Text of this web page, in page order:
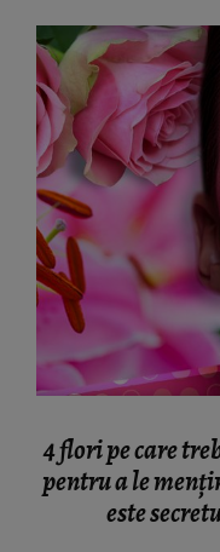
4 flori pe care
pentru a le
este